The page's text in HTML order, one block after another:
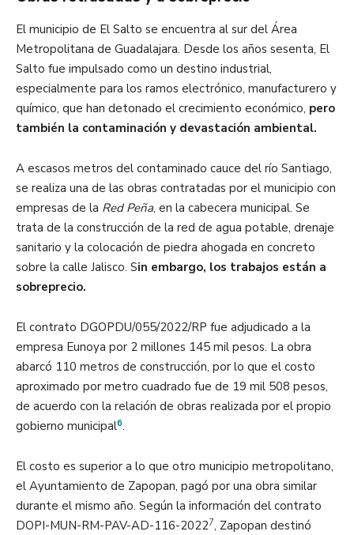
El municipio de El Salto se encuentra al sur del Área
Metropolitana de Guadalajara. Desde los años sesenta, El
Salto fue impulsado como un destino industrial,
especialmente para los ramos electrónico, manufacturero y
químico, que han detonado el crecimiento económico, pero
también la contaminación y devastación ambiental.
A escasos metros del contaminado cauce del río Santiago,
se realiza una de las obras contratadas por el municipio con
empresas de la Red Peña, en la cabecera municipal. Se
trata de la construcción de la red de agua potable, drenaje
sanitario y la colocación de piedra ahogada en concreto
sobre la calle Jalisco. Sin embargo, los trabajos están a
sobreprecio.
El contrato DGOPDU/055/2022/RP fue adjudicado a la
empresa Eunoya por 2 millones 145 mil pesos. La obra
abarcó 110 metros de construcción, por lo que el costo
aproximado por metro cuadrado fue de 19 mil 508 pesos,
de acuerdo con la relación de obras realizada por el propio
gobierno municipal6.
El costo es superior a lo que otro municipio metropolitano,
el Ayuntamiento de Zapopan, pagó por una obra similar
durante el mismo año. Según la información del contrato
DOPI-MUN-RM-PAV-AD-116-20227, Zapopan destinó